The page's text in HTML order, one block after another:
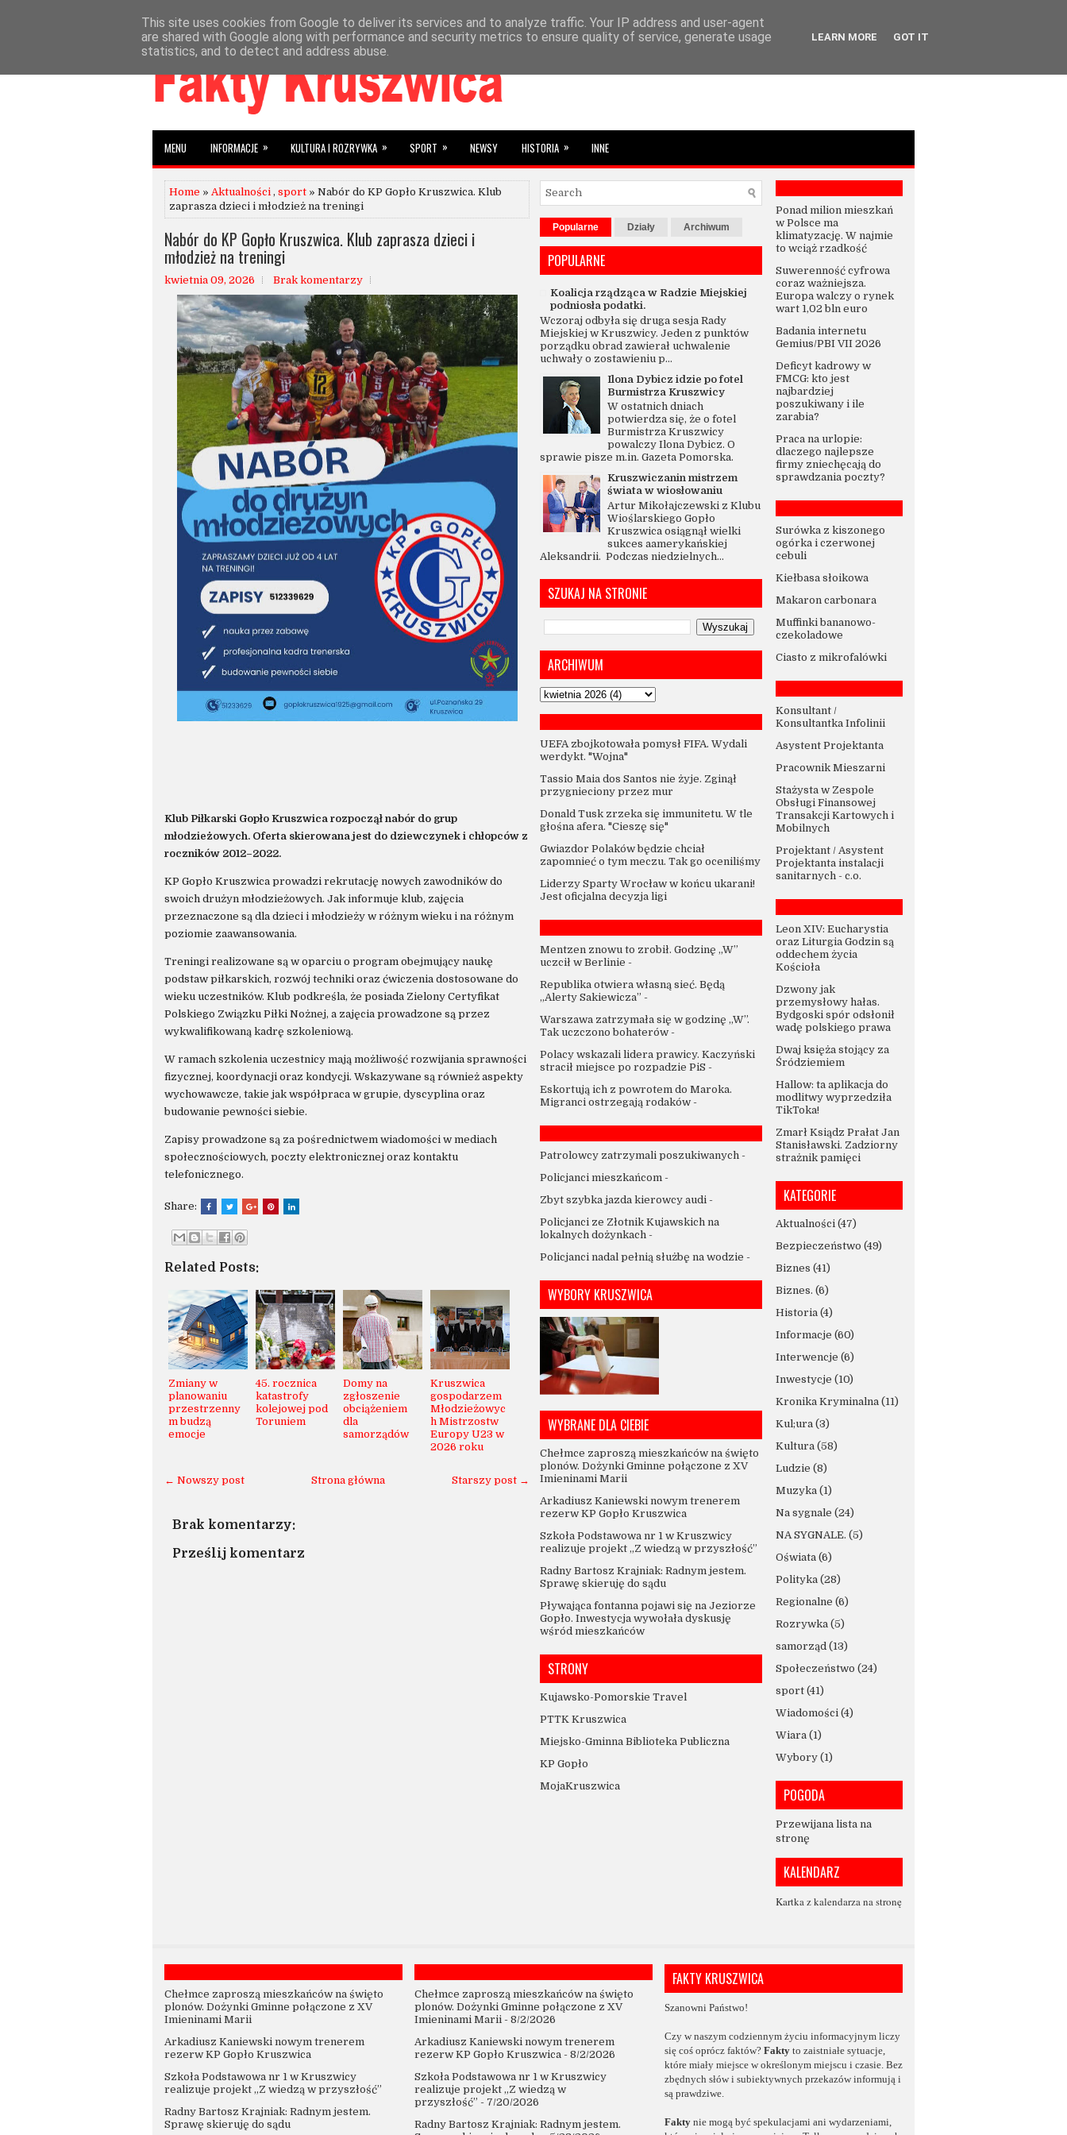
HOME AKTUALNOŚCI » INFORMACJE » WYBRANE SUBIEKTYWNIE »
MENU INFORMACJE » KULTURA I ROZRYWKA » SPORT » NEWSY HISTORIA » INNE
Home » Aktualności , sport » Nabór do KP Gopło Kruszwica. Klub
zaprasza dzieci i młodzież na treningi
Nabór do KP Gopło Kruszwica. Klub zaprasza dzieci i
młodzież na treningi
kwietnia 09, 2026 Brak komentarzy
Klub Piłkarski Gopło Kruszwica rozpoczął nabór do grup
młodzieżowych. Oferta skierowana jest do dziewczynek i chłopców z
roczników 2012–2022.
KP Gopło Kruszwica prowadzi rekrutację nowych zawodników do
swoich drużyn młodzieżowych. Jak informuje klub, zajęcia
przeznaczone są dla dzieci i młodzieży w różnym wieku i na różnym
poziomie zaawansowania.
Treningi realizowane są w oparciu o program obejmujący naukę
podstaw piłkarskich, rozwój techniki oraz ćwiczenia dostosowane do
wieku uczestników. Klub podkreśla, że posiada Zielony Certyfikat
Polskiego Związku Piłki Nożnej, a zajęcia prowadzone są przez
wykwalifikowaną kadrę szkoleniową.
W ramach szkolenia uczestnicy mają możliwość rozwijania sprawności
fizycznej, koordynacji oraz kondycji. Wskazywane są również aspekty
wychowawcze, takie jak współpraca w grupie, dyscyplina oraz
budowanie pewności siebie.
Zapisy prowadzone są za pośrednictwem wiadomości w mediach
społecznościowych, poczty elektronicznej oraz kontaktu
telefonicznego.
Share:
Related Posts:
Zmiany w
planowaniu
przestrzenny
m budzą
emocje
45. rocznica
katastrofy
kolejowej pod
Toruniem
Domy na
zgłoszenie
obciążeniem
dla
samorządów
Kruszwica
gospodarzem
Młodzieżowyc
h Mistrzostw
Europy U23 w
2026 roku
← Nowszy post Starszy post →
Strona główna
Brak komentarzy:
Prześlij komentarz
Popularne Działy Archiwum
POPULARNE
Koalicja rządząca w Radzie Miejskiej
podniosła podatki.
Wczoraj odbyła się druga sesja Rady
Miejskiej w Kruszwicy. Jeden z punktów
porządku obrad zawierał uchwalenie
uchwały o zostawieniu p...
Ilona Dybicz idzie po fotel
Burmistrza Kruszwicy
W ostatnich dniach
potwierdza się, że o fotel
Burmistrza Kruszwicy
powalczy Ilona Dybicz. O
sprawie pisze m.in. Gazeta Pomorska.
Kruszwiczanin mistrzem
świata w wiosłowaniu
Artur Mikołajczewski z Klubu
Wioślarskiego Gopło
Kruszwica osiągnął wielki
sukces aamerykańskiej
Aleksandrii. Podczas niedzielnych...
SZUKAJ NA STRONIE
ARCHIWUM
UEFA zbojkotowała pomysł FIFA. Wydali
werdykt. "Wojna"
Tassio Maia dos Santos nie żyje. Zginął
przygnieciony przez mur
Donald Tusk zrzeka się immunitetu. W tle
głośna afera. "Cieszę się"
Gwiazdor Polaków będzie chciał
zapomnieć o tym meczu. Tak go oceniliśmy
Liderzy Sparty Wrocław w końcu ukarani!
Jest oficjalna decyzja ligi
Mentzen znowu to zrobił. Godzinę „W”
uczcił w Berlinie -
Republika otwiera własną sieć. Będą
„Alerty Sakiewicza” -
Warszawa zatrzymała się w godzinę „W”.
Tak uczczono bohaterów -
Polacy wskazali lidera prawicy. Kaczyński
stracił miejsce po rozpadzie PiS -
Eskortują ich z powrotem do Maroka.
Migranci ostrzegają rodaków -
Patrolowcy zatrzymali poszukiwanych -
Policjanci mieszkańcom -
Zbyt szybka jazda kierowcy audi -
Policjanci ze Złotnik Kujawskich na
lokalnych dożynkach -
Policjanci nadal pełnią służbę na wodzie -
WYBORY KRUSZWICA
WYBRANE DLA CIEBIE
Chełmce zaproszą mieszkańców na święto
plonów. Dożynki Gminne połączone z XV
Imieninami Marii
Arkadiusz Kaniewski nowym trenerem
rezerw KP Gopło Kruszwica
Szkoła Podstawowa nr 1 w Kruszwicy
realizuje projekt „Z wiedzą w przyszłość”
Radny Bartosz Krajniak: Radnym jestem.
Sprawę skieruję do sądu
Pływająca fontanna pojawi się na Jeziorze
Gopło. Inwestycja wywołała dyskusję
wśród mieszkańców
STRONY
Kujawsko-Pomorskie Travel
PTTK Kruszwica
Miejsko-Gminna Biblioteka Publiczna
KP Gopło
MojaKruszwica
Ponad milion mieszkań
w Polsce ma
klimatyzację. W najmie
to wciąż rzadkość
Suwerenność cyfrowa
coraz ważniejsza.
Europa walczy o rynek
wart 1,02 bln euro
Badania internetu
Gemius/PBI VII 2026
Deficyt kadrowy w
FMCG: kto jest
najbardziej
poszukiwany i ile
zarabia?
Praca na urlopie:
dlaczego najlepsze
firmy zniechęcają do
sprawdzania poczty?
Surówka z kiszonego
ogórka i czerwonej
cebuli
Kiełbasa słoikowa
Makaron carbonara
Muffinki bananowo-
czekoladowe
Ciasto z mikrofalówki
Konsultant /
Konsultantka Infolinii
Asystent Projektanta
Pracownik Mieszarni
Stażysta w Zespole
Obsługi Finansowej
Transakcji Kartowych i
Mobilnych
Projektant / Asystent
Projektanta instalacji
sanitarnych - c.o.
Leon XIV: Eucharystia
oraz Liturgia Godzin są
oddechem życia
Kościoła
Dzwony jak
przemysłowy hałas.
Bydgoski spór odsłonił
wadę polskiego prawa
Dwaj księża stojący za
Śródziemiem
Hallow: ta aplikacja do
modlitwy wyprzedziła
TikToka!
Zmarł Ksiądz Prałat Jan
Stanisławski. Zadziorny
strażnik pamięci
KATEGORIE
Aktualności (47)
Bezpieczeństwo (49)
Biznes (41)
Biznes. (6)
Historia (4)
Informacje (60)
Interwencje (6)
Inwestycje (10)
Kronika Kryminalna (11)
Kul;ura (3)
Kultura (58)
Ludzie (8)
Muzyka (1)
Na sygnale (24)
NA SYGNALE. (5)
Oświata (6)
Polityka (28)
Regionalne (6)
Rozrywka (5)
samorząd (13)
Społeczeństwo (24)
sport (41)
Wiadomości (4)
Wiara (1)
Wybory (1)
POGODA
Przewijana lista na
stronę
KALENDARZ
Kartka z kalendarza na stronę
Chełmce zaproszą mieszkańców na święto
plonów. Dożynki Gminne połączone z XV
Imieninami Marii
Arkadiusz Kaniewski nowym trenerem
rezerw KP Gopło Kruszwica
Szkoła Podstawowa nr 1 w Kruszwicy
realizuje projekt „Z wiedzą w przyszłość”
Radny Bartosz Krajniak: Radnym jestem.
Sprawę skieruję do sądu
Chełmce zaproszą mieszkańców na święto
plonów. Dożynki Gminne połączone z XV
Imieninami Marii - 8/2/2026
Arkadiusz Kaniewski nowym trenerem
rezerw KP Gopło Kruszwica - 8/2/2026
Szkoła Podstawowa nr 1 w Kruszwicy
realizuje projekt „Z wiedzą w
przyszłość” - 7/20/2026
Radny Bartosz Krajniak: Radnym jestem.
FAKTY KRUSZWICA
Szanowni Państwo!
Czy w naszym codziennym życiu informacyjnym liczy
się coś oprócz faktów? Fakty to zaistniałe sytuacje,
które miały miejsce w określonym miejscu i czasie. Bez
zbędnych słów i subiektywnych przekazów informują i
są prawdziwe.
Fakty nie mogą być spekulacjami ani wydarzeniami,
This site uses cookies from Google to deliver its services and to analyze traffic. Your IP address and user-agent
are shared with Google along with performance and security metrics to ensure quality of service, generate usage
statistics, and to detect and address abuse.
LEARN MORE GOT IT